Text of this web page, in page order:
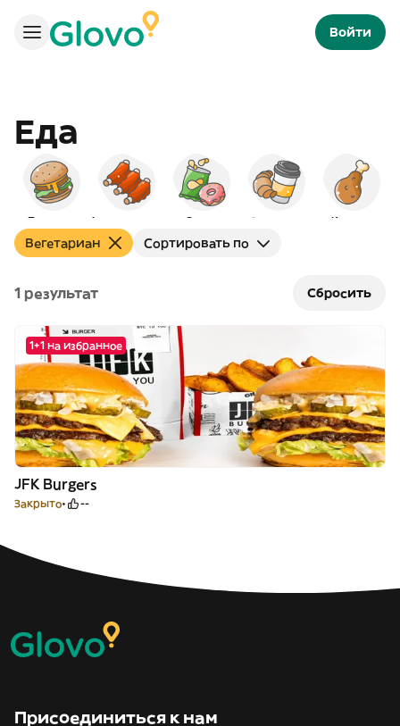
Войти
Еда
Бургеры Снэки Завтраки Курица
Вегетариан Сортировать по
1 результат Сбросить
1+1 на избранное
JFK Burgers
Закрыто --
Присоединиться к нам